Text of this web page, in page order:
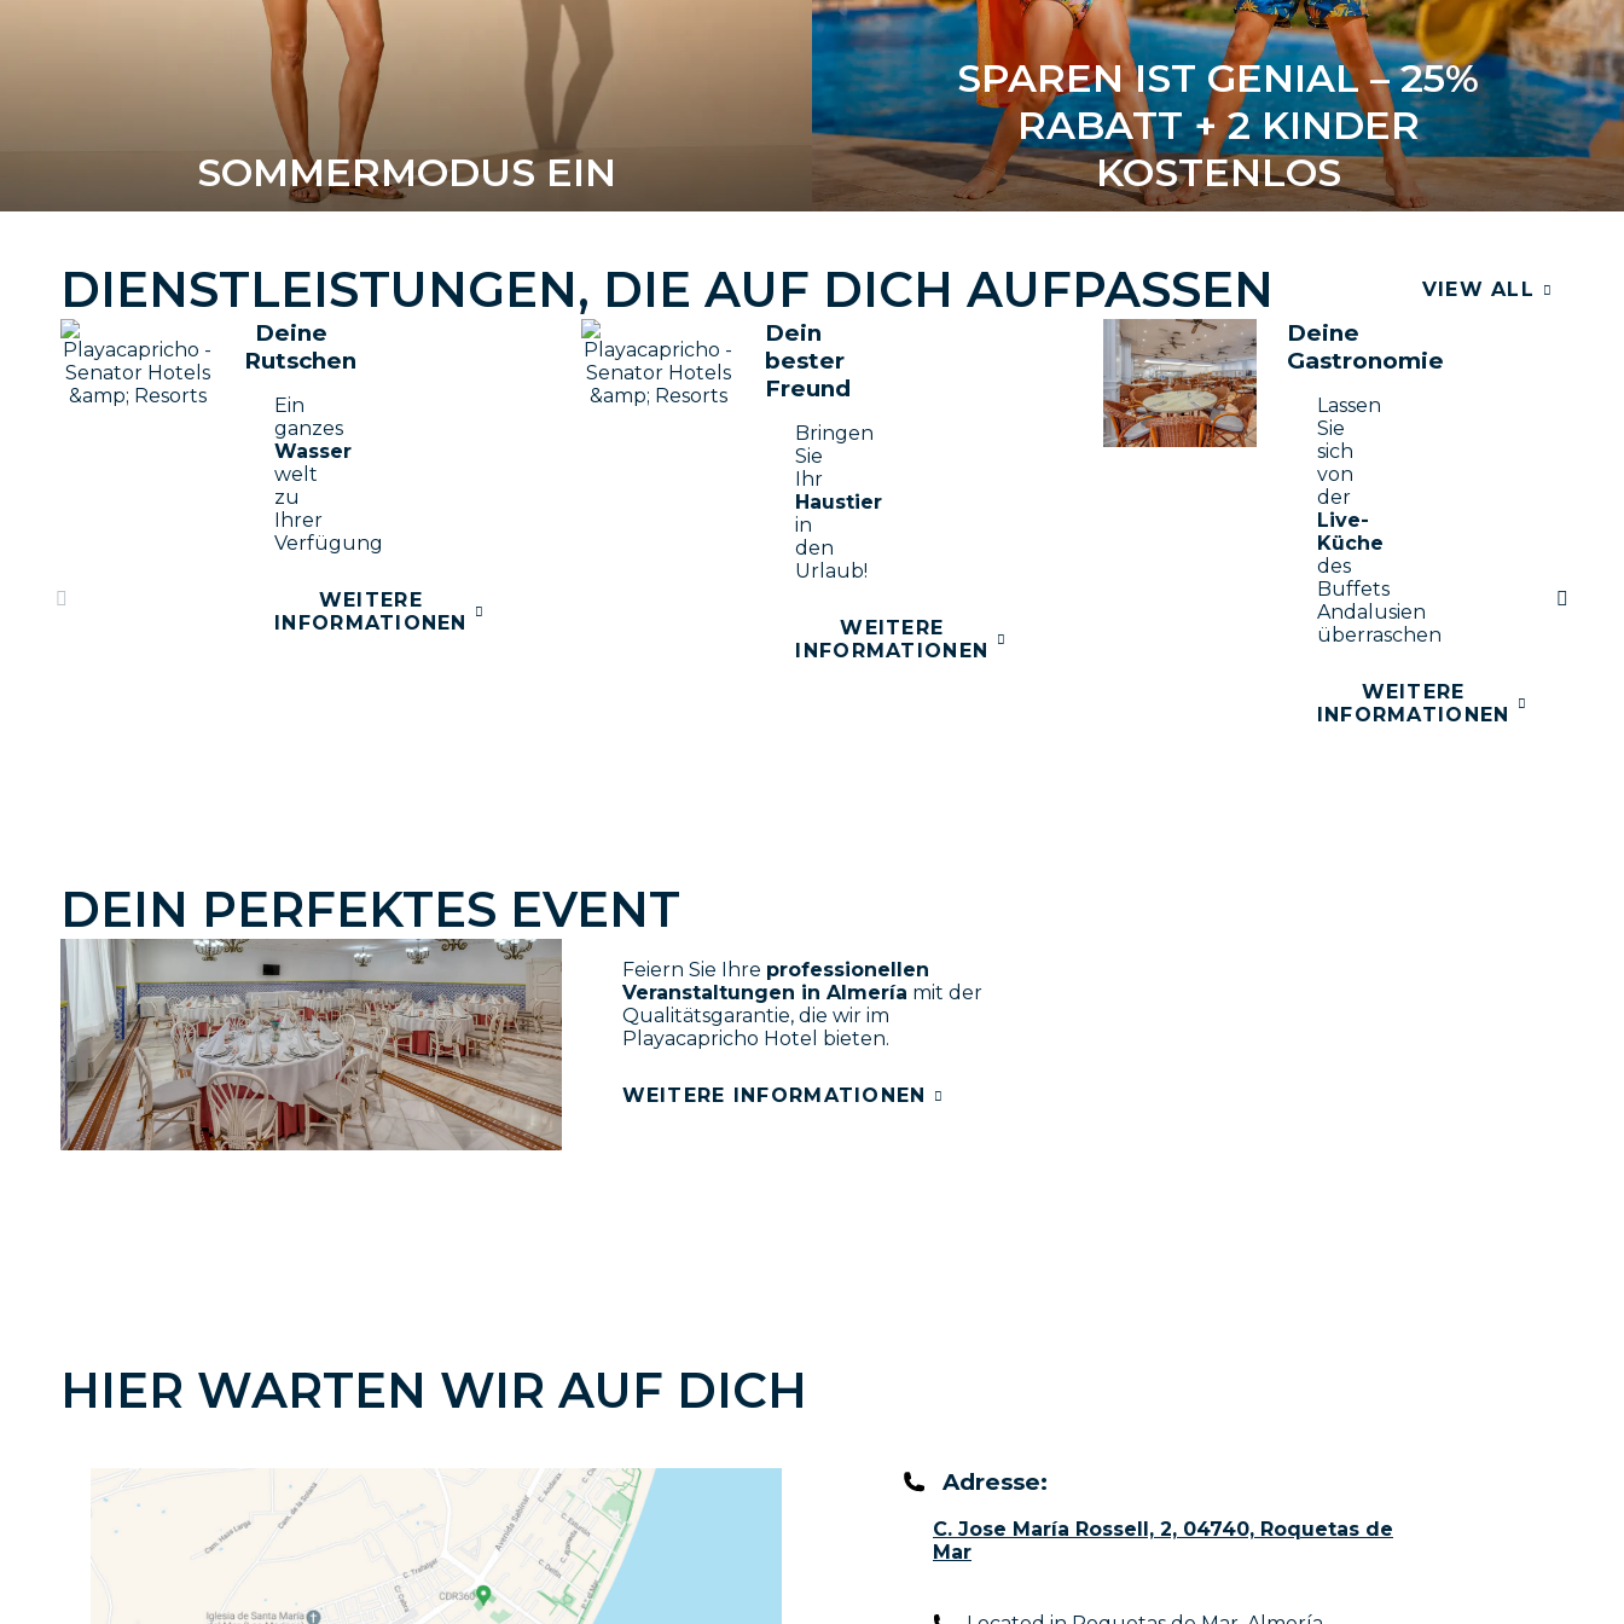
SOMMERMODUS EIN
SPAREN IST GENIAL – 25%
RABATT + 2 KINDER
KOSTENLOS
DIENSTLEISTUNGEN, DIE AUF DICH AUFPASSEN VIEW ALL
Deine
Rutschen
Ein
ganzes
Wasser
welt
zu
Ihrer
Verfügung
WEITERE
INFORMATIONEN
Dein
bester
Freund
Bringen
Sie
Ihr
Haustier
in
den
Urlaub!
WEITERE
INFORMATIONEN
Deine
Gastronomie
Lassen
Sie
sich
von
der
Live-
Küche
des
Buffets
Andalusien
überraschen
WEITERE
INFORMATIONEN
DEIN PERFEKTES EVENT
Feiern Sie Ihre professionellen
Veranstaltungen in Almería mit der
Qualitätsgarantie, die wir im
Playacapricho Hotel bieten.
WEITERE INFORMATIONEN
HIER WARTEN WIR AUF DICH
Adresse:
C. Jose María Rossell, 2, 04740, Roquetas de
Mar